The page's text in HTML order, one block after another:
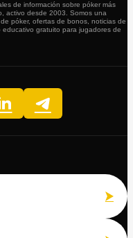
de información sobre póker más
activo desde 2003. Somos una
póker, ofertas de bonos, noticias de
gratuito para jugadores de